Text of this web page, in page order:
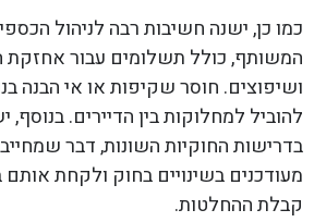
כמו כן, ישנה חשיבות רבה לניהול
המשותף, כולל תשלומים עבור אחזקת
ושיפוצים. חוסר שקיפות או אי הבנה
להוביל למחלוקות בין הדיירים. בנוסף,
בדרישות החוקיות השונות, דבר
מעודכנים בשינויים בחוק ולקחת אותם
קבלת ההחלטות.